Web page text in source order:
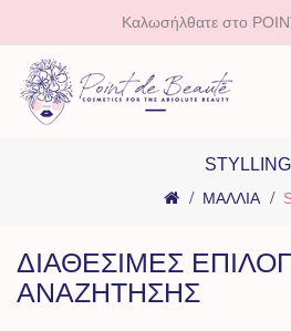
Καλωσήλθατε στο
STYLLING
ΜΑΛΛΙΑ
ΔΙΑΘΕΣΙΜΕΣ
ΑΝΑΖΗΤΗΣΗΣ